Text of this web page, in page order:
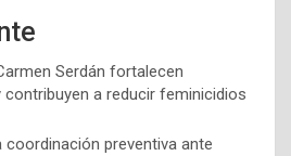
Serdán fortalecen
a reducir feminicidios
preventiva ante